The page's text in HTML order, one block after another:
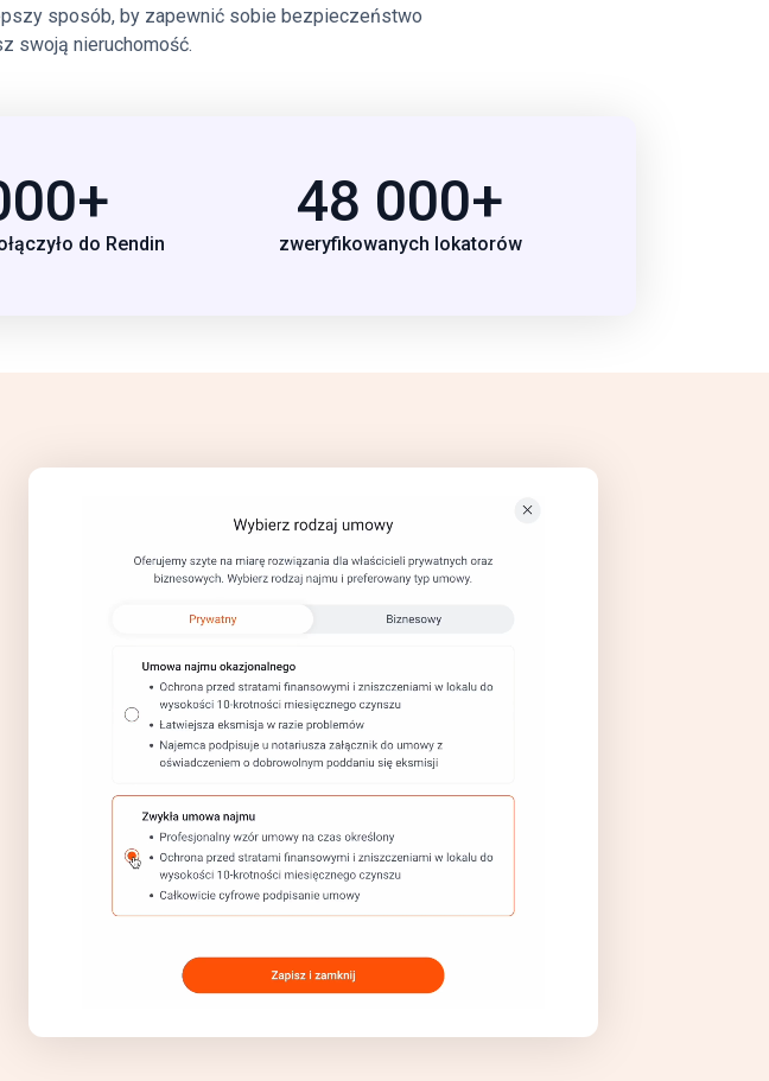
sposób, by zapewnić sobie bezpieczeństwo
swoją nieruchomość.
do Rendin
48 000+
zweryfikowanych lokatorów